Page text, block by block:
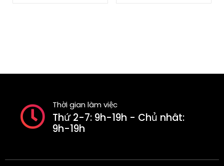
Thời gian làm việc
Thứ 2-7: 9h-19h - Chủ nhât:
9h-19h